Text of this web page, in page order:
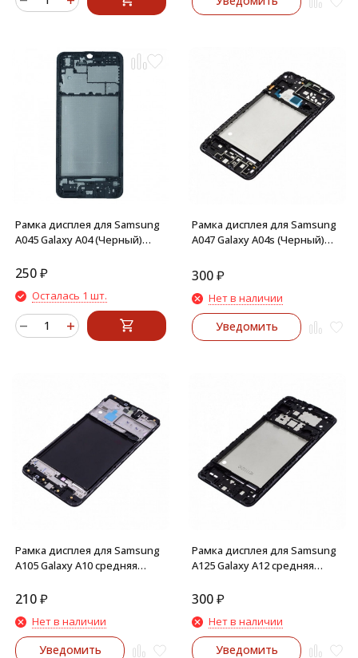
Рамка дисплея для Samsung
A045 Galaxy A04 (Черный)
250₽
Осталась 1 шт.
Рамка дисплея для Samsung
A047 Galaxy A04s (Черный)
300₽
Нет в наличии
Уведомить
Рамка дисплея для Samsung
A105 Galaxy A10 средняя
210₽
Нет в наличии
Уведомить
Рамка дисплея для Samsung
A125 Galaxy A12 средняя
300₽
Нет в наличии
Уведомить